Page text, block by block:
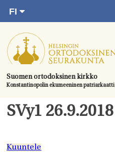
suoraan
sisältöön.
Suomen ortodoksinen kirkko
Konstantinopolin ekumeeninen patriarkaatti
FI
SV
EN
UA
Etusivu
Ajankohtaista
Juhlat & toimitukset
Kirkot
Tule mukaan
SVy1
Kuuntele